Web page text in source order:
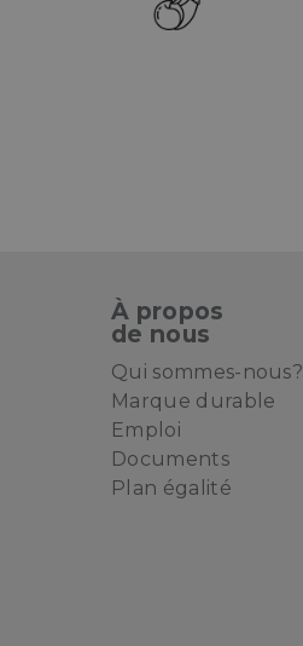
À propos
de nous
Qui sommes-nous?
Marque durable
Emploi
Documents
Plan égalité